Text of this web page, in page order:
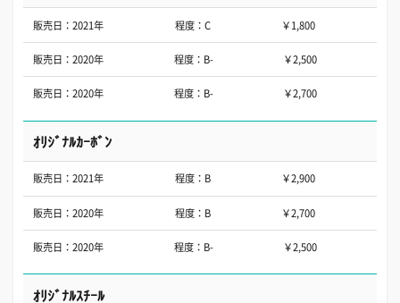
販売日：2021年 程度：C ￥1,800
販売日：2020年 程度：B- ￥2,500
販売日：2020年 程度：B- ￥2,700
ｵﾘｼﾞﾅﾙｶｰﾎﾞﾝ
販売日：2021年 程度：B ￥2,900
販売日：2020年 程度：B ￥2,700
販売日：2020年 程度：B- ￥2,500
ｵﾘｼﾞﾅﾙｽﾁｰﾙ